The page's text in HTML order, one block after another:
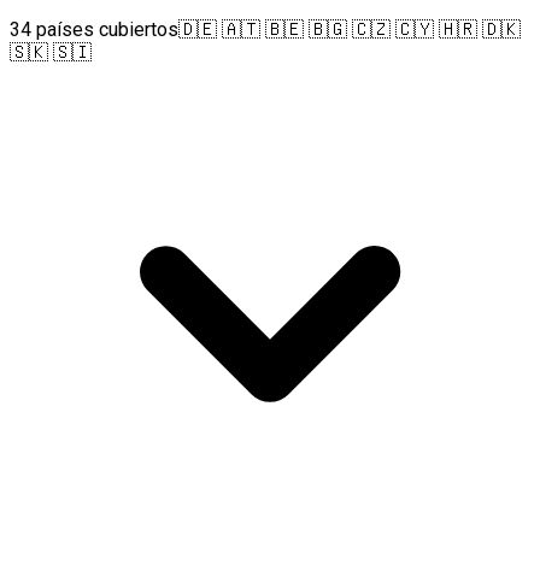
34 países cubiertos🇩🇪 🇦🇹 🇧🇪 🇧🇬 🇨🇿 🇨🇾 🇭🇷 🇩🇰
🇸🇰 🇸🇮